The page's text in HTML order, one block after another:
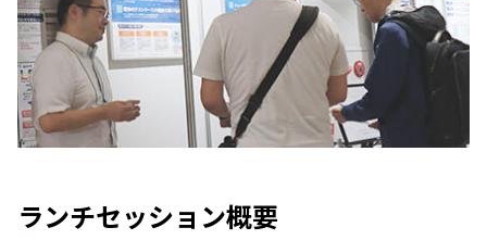
ランチセッション概要